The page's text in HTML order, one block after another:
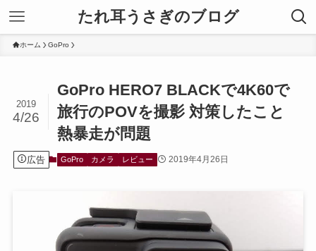
たれ耳うさぎのブログ
ホーム GoPro
GoPro HERO7 BLACKで4K60で
旅行のPOVを撮影 対策したこと
熱暴走が問題
2019
4/26
広告 GoPro カメラ レビュー 2019年4月26日